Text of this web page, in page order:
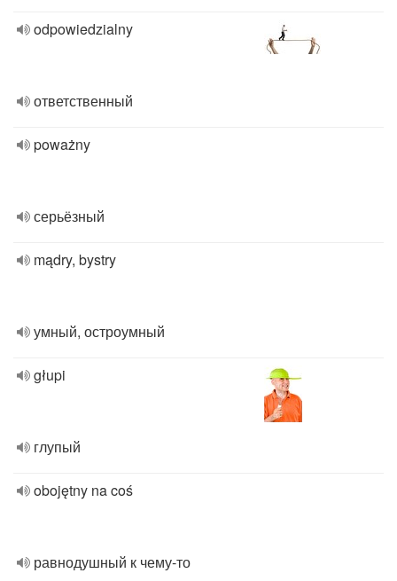
odpowiedzialny
ответственный
poważny
серьёзный
mądry, bystry
умный, остроумный
głupi
глупый
obojętny na coś
равнодушный к чему-то